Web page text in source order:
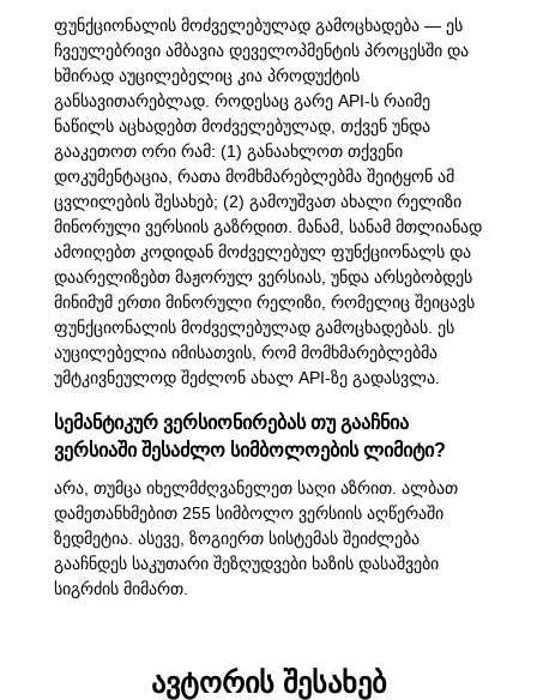
ფუნქციონალის მოძველებულად გამოცხადება — ეს
ჩვეულებრივი ამბავია დეველოპმენტის პროცესში და
ხშირად აუცილებელიც კია პროდუქტის
განსავითარებლად. როდესაც გარე API-ს რაიმე
ნაწილს აცხადებთ მოძველებულად, თქვენ უნდა
გააკეთოთ ორი რამ: (1) განაახლოთ თქვენი
დოკუმენტაცია, რათა მომხმარებლებმა შეიტყონ ამ
ცვლილების შესახებ; (2) გამოუშვათ ახალი რელიზი
მინორული ვერსიის გაზრდით. მანამ, სანამ მთლიანად
ამოიღებთ კოდიდან მოძველებულ ფუნქციონალს და
დაარელიზებთ მაჟორულ ვერსიას, უნდა არსებობდეს
მინიმუმ ერთი მინორული რელიზი, რომელიც შეიცავს
ფუნქციონალის მოძველებულად გამოცხადებას. ეს
აუცილებელია იმისათვის, რომ მომხმარებლებმა
უმტკივნეულოდ შეძლონ ახალ API-ზე გადასვლა.
სემანტიკურ ვერსიონირებას თუ გააჩნია
ვერსიაში შესაძლო სიმბოლოების ლიმიტი?
არა, თუმცა იხელმძღვანელეთ საღი აზრით. ალბათ
დამეთანხმებით 255 სიმბოლო ვერსიის აღწერაში
ზედმეტია. ასევე, ზოგიერთ სისტემას შეიძლება
გააჩნდეს საკუთარი შეზღუდვები ხაზის დასაშვები
სიგრძის მიმართ.
ავტორის შესახებ